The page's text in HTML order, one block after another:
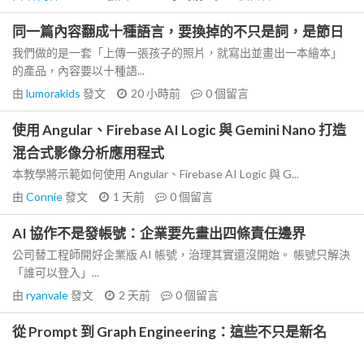
同一篇內容翻成十種語言，要換掉的不只是詞，是節日
我們做的是一套「上傳一張孩子的照片，就寫出並畫出一本繪本」
的產品，內容要以十種語...
由 lumorakids 發文 20 小時前 0個留言
使用 Angular、Firebase AI Logic 與 Gemini Nano 打造
混合式影像分析應用程式
本教學將示範如何使用 Angular、Firebase AI Logic 與 G...
由 Connie發文 1 天前 0個留言
AI 協作不是發帳號：企業要先畫出四條責任邊界
公司替工程師開好企業版 AI 帳號，治理其實還沒開始。 帳號只解決
「誰可以登入」...
由 ryanvale發文 2 天前 0個留言
從 Prompt 到 Graph Engineering：這些不只是新名